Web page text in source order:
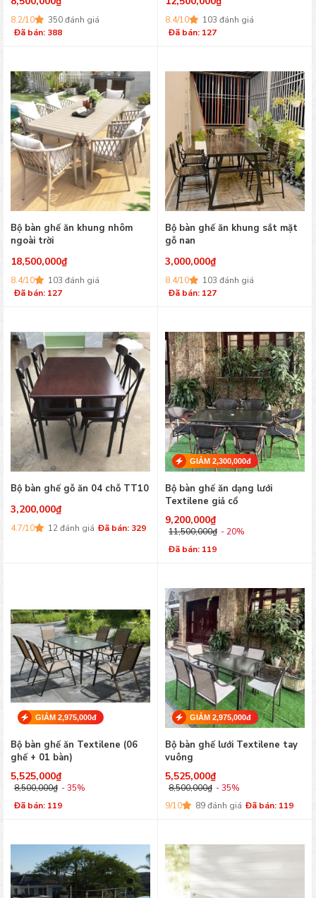
8.2/10
350 đánh giá
Đã bán: 388
8.4/10
103 đánh giá
Đã bán: 127
Bộ bàn ghế ăn khung nhôm
ngoài trời
18,500,000₫
8.4/10
103 đánh giá
Đã bán: 127
Bộ bàn ghế ăn khung sắt mặt
gỗ nan
3,000,000₫
8.4/10
103 đánh giá
Đã bán: 127
Bộ bàn ghế gỗ ăn 04 chỗ TT10
3,200,000₫
4.7/10 12 đánh giá Đã bán: 329
GIẢM 2,300,000đ
Bộ bàn ghế ăn dạng lưới
Textilene giả cổ
11,500,000₫
9,200,000₫
- 20%
Đã bán: 119
GIẢM 2,975,000đ
Bộ bàn ghế ăn Textilene (06
ghế + 01 bàn)
8,500,000₫
5,525,000₫
- 35%
Đã bán: 119
GIẢM 2,975,000đ
Bộ bàn ghế lưới Textilene tay
vuông
8,500,000₫
5,525,000₫
- 35%
9/10
89 đánh giá Đã bán: 119